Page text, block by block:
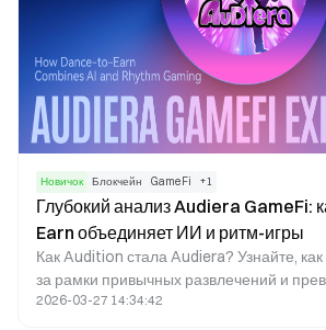
Новичок Блокчейн GameFi +1
Глубокий анализ Audiera GameFi:
Earn объединяет ИИ и ритм-игры
Как Audition стала Audiera? Узнайте,
за рамки привычных развлечений и
GameFi-экосистему, основанную на ИИ и
2026-03-27 14:34:42